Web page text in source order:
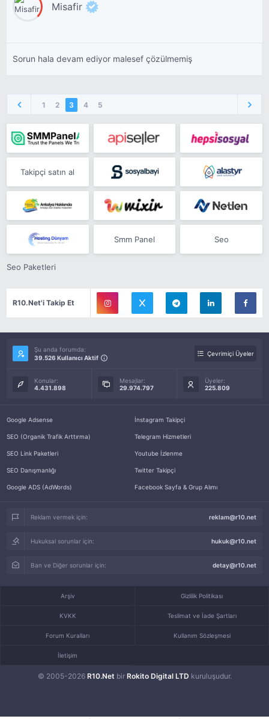
Misafir
Sorun hala devam ediyor malesef çözülmemiş
1 2 3 4 5
Takipçi satın al
Smm Panel Seo
Seo Paketleri
R10.Net'i Takip Et
Şu anda forumda:
39.526 Kullanıcı Aktif
Çevrimiçi Üyeler
Konular:
4.431.898
Mesajlar:
29.974.797
Üyeler:
225.809
Google Adsense
SEO (Organik Trafik Arttırma)
SEO Link Paketleri
SEO Danışmanlığı
Google ADS (AdWords)
İnstagram Takipçi
Telegram Hizmetleri
Youtube İzlenme
Twitter Takipçi
Facebook Sayfa & Grup Alımı
Reklam vermek için: reklam@r10.net
Hukuksal sorunlar için: hukuk@r10.net
Ban ve Diğer sorunlar için: detay@r10.net
© 2005-2026 R10.Net bir Rokito Digital LTD kuruluşudur.
Arşiv Gizlilik Politikası
KVKK Teslimat ve İade Şartları
Forum Kuralları Kullanım Sözleşmesi
İletişim